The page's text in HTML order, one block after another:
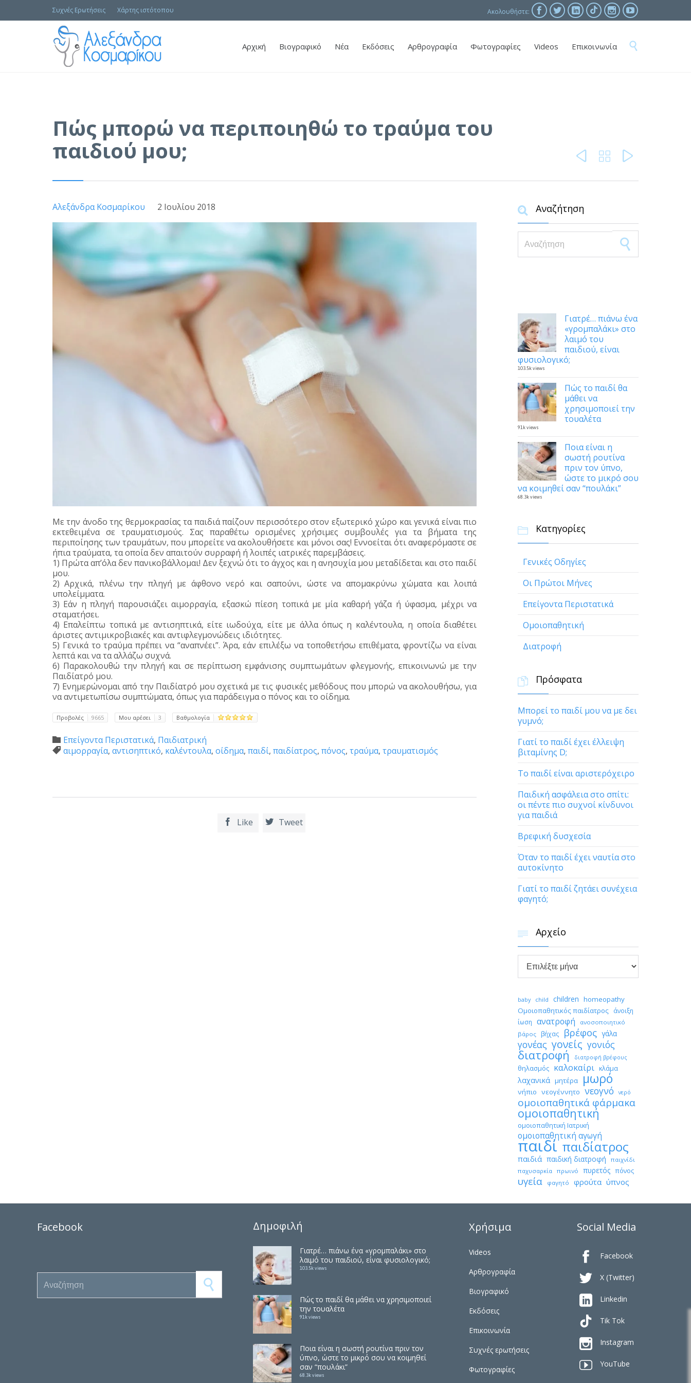
Συχνές Ερωτήσεις Χάρτης ιστότοπου Ακολουθήστε:     
Skip
to
Αρχική Βιογραφικό Νέα Εκδόσεις Αρθρογραφία Φωτογραφίες Videos Επικοινωνία 
Πώς μπορώ να περιποιηθώ το τραύμα του
παιδιού μου;
  
Αλεξάνδρα Κοσμαρίκου 2 Ιουλίου 2018
Με την άνοδο της θερμοκρασίας τα παιδιά παίζουν περισσότερο στον εξωτερικό χώρο και γενικά είναι πιο
εκτεθειμένα σε τραυματισμούς. Σας παραθέτω ορισμένες χρήσιμες συμβουλές για τα βήματα της
περιποίησης των τραυμάτων, που μπορείτε να ακολουθήσετε και μόνοι σας! Εννοείται ότι αναφερόμαστε σε
ήπια τραύματα, τα οποία δεν απαιτούν συρραφή ή λοιπές ιατρικές παρεμβάσεις.
1) Πρώτα απ’όλα δεν πανικοβάλλομαι! Δεν ξεχνώ ότι το άγχος και η ανησυχία μου μεταδίδεται και στο παιδί
μου.
2)Αρχικά, πλένω την πληγή με άφθονο νερό και σαπούνι, ώστε να απομακρύνω χώματα και λοιπά
υπολείμματα.
3) Εάν η πληγή παρουσιάζει αιμορραγία, εξασκώ πίεση τοπικά με μία καθαρή γάζα ή ύφασμα, μέχρι να
σταματήσει.
4) Επαλείπτω τοπικά με αντισηπτικά, είτε ιωδούχα, είτε με άλλα όπως η καλέντουλα, η οποία διαθέτει
άριστες αντιμικροβιακές και αντιφλεγμονώδεις ιδιότητες.
5) Γενικά το τραύμα πρέπει να “αναπνέει”. Άρα, εάν επιλέξω να τοποθετήσω επιθέματα, φροντίζω να είναι
λεπτά και να τα αλλάζω συχνά.
6) Παρακολουθώ την πληγή και σε περίπτωση εμφάνισης συμπτωμάτων φλεγμονής, επικοινωνώ με την
Παιδίατρό μου.
7) Ενημερώνομαι από την Παιδίατρό μου σχετικά με τις φυσικές μεθόδους που μπορώ να ακολουθήσω, για
να αντιμετωπίσω συμπτώματα, όπως για παράδειγμα ο πόνος και το οίδημα.
Προβολές 9665 Μου αρέσει 3 Βαθμολογία
 Category
Επείγοντα Περιστατικά, Παιδιατρική
 Tags
αιμορραγία, αντισηπτικό, καλέντουλα, οίδημα, παιδί, παιδίατρος, πόνος, τραύμα, τραυματισμός
 Like  Tweet
 Αναζήτηση
Γιατρέ… πιάνω ένα
«γρομπαλάκι» στο
λαιμό του
παιδιού, είναι
φυσιολογικό;
103.5k views
Πώς το παιδί θα
μάθει να
χρησιμοποιεί την
τουαλέτα
91k views
Ποια είναι η
σωστή ρουτίνα
πριν τον ύπνο,
ώστε το μικρό σου
να κοιμηθεί σαν “πουλάκι”
68.3k views
 Κατηγορίες
Γενικές Οδηγίες
Οι Πρώτοι Μήνες
Επείγοντα Περιστατικά
Ομοιοπαθητική
Διατροφή
 Πρόσφατα
Μπορεί το παιδί μου να με δει
γυμνό;
Γιατί το παιδί έχει έλλειψη
βιταμίνης D;
Το παιδί είναι αριστερόχειρο
Παιδική ασφάλεια στο σπίτι:
οι πέντε πιο συχνοί κίνδυνοι
για παιδιά
Βρεφική δυσχεσία
Όταν το παιδί έχει ναυτία στο
αυτοκίνητο
Γιατί το παιδί ζητάει συνέχεια
φαγητό;
 Αρχείο
Αρχείο
baby child children homeopathy
Ομοιοπαθητικός παιδίατρος άνοιξη
ίωση ανατροφή
ανοσοποιητικό
βάρος
βήχας βρέφος γάλα
γονέας γονείς γονιός
διατροφή διατροφή βρέφους
θηλασμός καλοκαίρι κλάμα
λαχανικά μητέρα μωρό
νήπιο νεογέννητο νεογνό νερό
ομοιοπαθητικά φάρμακα
ομοιοπαθητική
ομοιοπαθητική Ιατρική
ομοιοπαθητική αγωγή
παιδί παιδίατρος
παιδιά παιδική διατροφή
παιχνίδι
παχυσαρκία πρωινό πυρετός πόνος
υγεία φαγητό φρούτα ύπνος
Facebook
Search for:
Δημοφιλή
Γιατρέ… πιάνω ένα «γρομπαλάκι» στο
λαιμό του παιδιού, είναι φυσιολογικό;
103.5k views
Πώς το παιδί θα μάθει να χρησιμοποιεί
την τουαλέτα
91k views
Ποια είναι η σωστή ρουτίνα πριν τον
ύπνο, ώστε το μικρό σου να κοιμηθεί
σαν “πουλάκι”
68.3k views
Χρήσιμα
Videos
Αρθρογραφία
Βιογραφικό
Εκδόσεις
Επικοινωνία
Συχνές ερωτήσεις
Φωτογραφίες
Social Media
 Facebook
 X (Twitter)
 Linkedin
Tik Tok
 Instagram
 YouTube